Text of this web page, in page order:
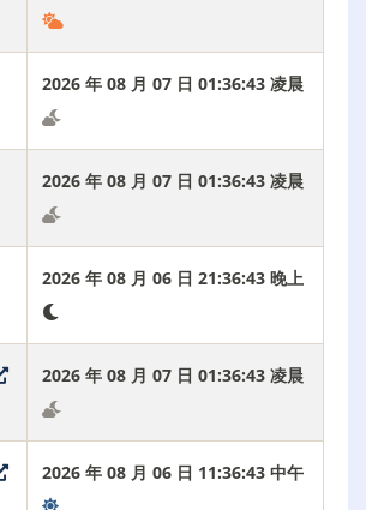
2026 年 08 月 07 日 01:36:44 凌晨
2026 年 08 月 07 日 01:36:44 凌晨
2026 年 08 月 06 日 21:36:44 晚上
2026 年 08 月 07 日 01:36:44 凌晨
2026 年 08 月 06 日 11:36:44 中午